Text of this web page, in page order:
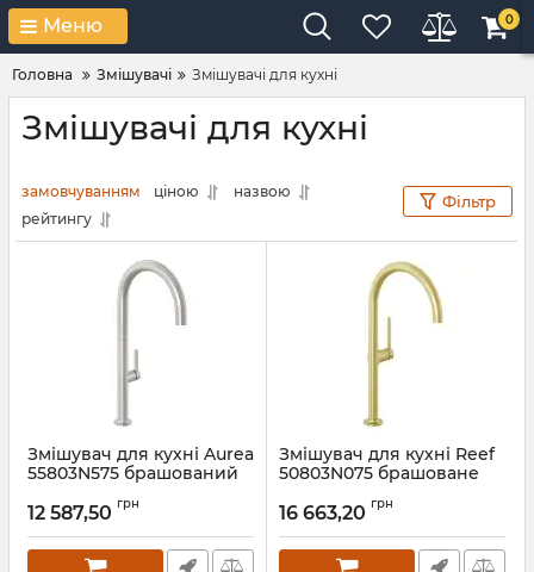
Меню 0
Головна Змішувачі Змішувачі для кухні
Змішувачі для кухні
замовчуванням ціною
назвою
рейтингу
Фільтр
Змішувач для кухні Aurea
55803N575 брашований
Артикул:55803N575
12 587,50 грн
Змішувач для кухні Reef
50803N075 брашоване
Артикул:50803N075
16 663,20 грн